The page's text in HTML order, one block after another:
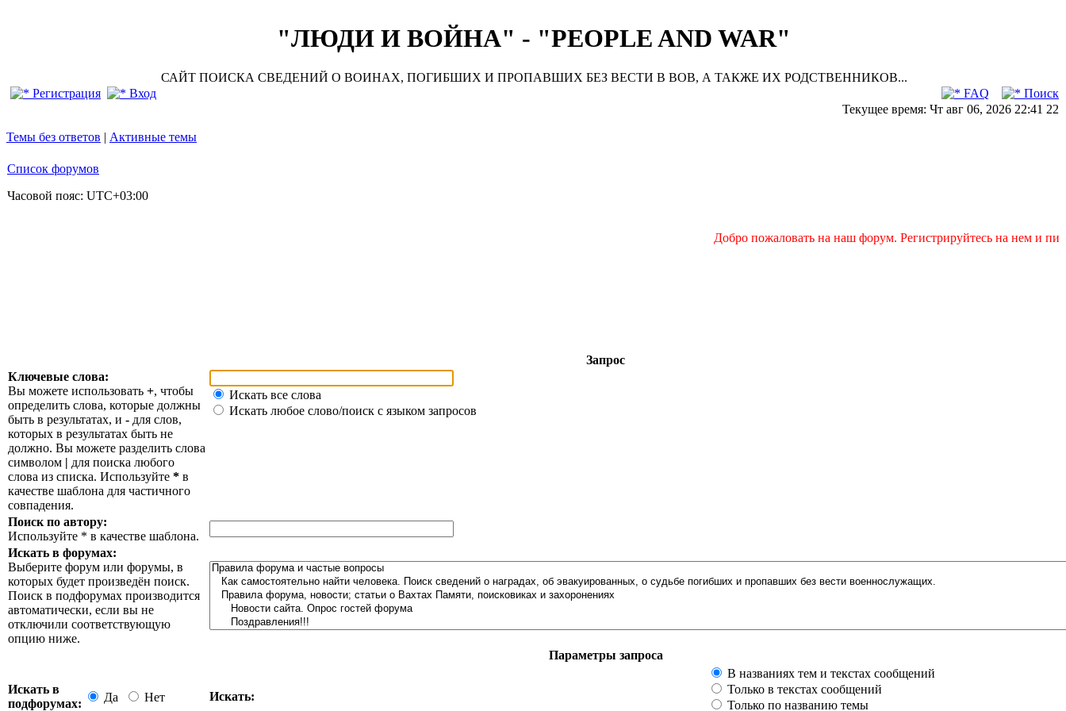
"ЛЮДИ И ВОЙНА" - "PEOPLE AND WAR"
САЙТ ПОИСКА СВЕДЕНИЙ О ВОИНАХ, ПОГИБШИХ И ПРОПАВШИХ БЕЗ ВЕСТИ В ВОВ, А ТАКЖЕ ИХ РОДСТВЕННИКОВ...
Регистрация
Вход FAQ
Поиск
Текущее время: Чт авг 06, 2026 22:41 22
Темы без ответов | Активные темы
Список форумов
Часовой пояс: UTC+03:00
Добро пожаловать на наш форум. Регистрируйтесь на нем и
Запрос
Ключевые слова:
Вы можете использовать +, чтобы
определить слова, которые должны
быть в результатах, и - для слов,
которых в результатах быть не
должно. Вы можете разделить слова
символом | для поиска любого
слова из списка. Используйте * в
качестве шаблона для частичного
совпадения.
Искать все слова
Искать любое слово/поиск с языком запросов
Поиск по автору:
Используйте * в качестве шаблона.
Искать в форумах:
Выберите форум или форумы, в
которых будет произведён поиск.
Поиск в подфорумах производится
автоматически, если вы не
отключили соответствующую
опцию ниже.
Параметры запроса
Искать в
подфорумах:
Да Нет Искать:
В названиях тем и текстах сообщений
Только в текстах сообщений
Только по названию темы